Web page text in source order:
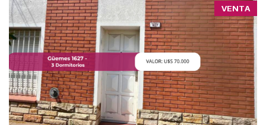
VENTA